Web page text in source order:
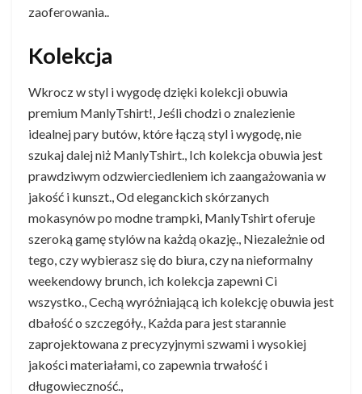
zaoferowania..
Kolekcja
Wkrocz w styl i wygodę dzięki kolekcji obuwia
premium ManlyTshirt!, Jeśli chodzi o znalezienie
idealnej pary butów, które łączą styl i wygodę, nie
szukaj dalej niż ManlyTshirt., Ich kolekcja obuwia jest
prawdziwym odzwierciedleniem ich zaangażowania w
jakość i kunszt., Od eleganckich skórzanych
mokasynów po modne trampki, ManlyTshirt oferuje
szeroką gamę stylów na każdą okazję., Niezależnie od
tego, czy wybierasz się do biura, czy na nieformalny
weekendowy brunch, ich kolekcja zapewni Ci
wszystko., Cechą wyróżniającą ich kolekcję obuwia jest
dbałość o szczegóły., Każda para jest starannie
zaprojektowana z precyzyjnymi szwami i wysokiej
jakości materiałami, co zapewnia trwałość i
długowieczność.,